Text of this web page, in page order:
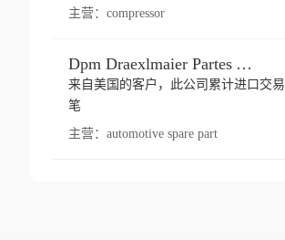
主营： compressor
Dpm Draexlmaier Partes Automotrices Corr Ind Huejotzingo
来自美国的客户，此公司累计进口交易
笔
主营： automotive spare part